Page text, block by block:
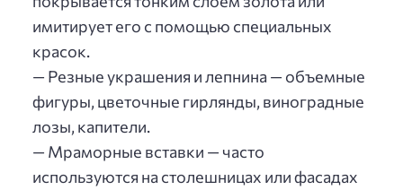
имитирует его с помощью специальных
красок.
— Резные украшения и лепнина — объемные
фигуры, цветочные гирлянды, виноградные
лозы, капители.
— Мраморные вставки — часто
используются на столешницах или фасадах